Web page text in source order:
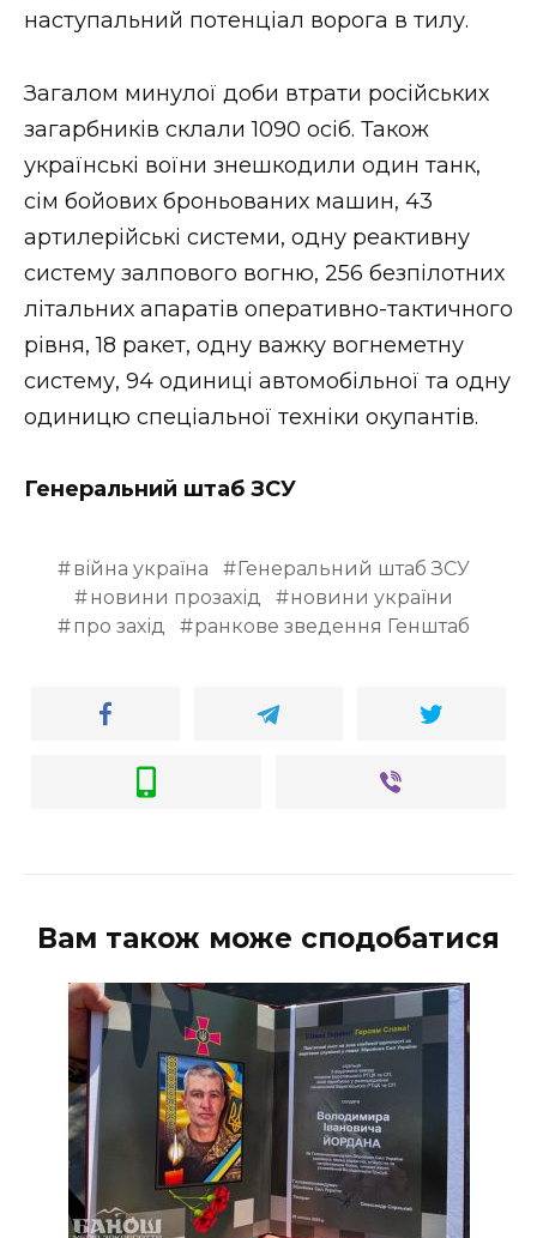
наступальний потенціал ворога в тилу.
Загалом минулої доби втрати російських
загарбників склали 1090 осіб. Також
українські воїни знешкодили один танк,
сім бойових броньованих машин, 43
артилерійські системи, одну реактивну
систему залпового вогню, 256 безпілотних
літальних апаратів оперативно-тактичного
рівня, 18 ракет, одну важку вогнеметну
систему, 94 одиниці автомобільної та одну
одиницю спеціальної техніки окупантів.
Генеральний штаб ЗСУ
війна україна
Генеральний штаб ЗСУ
новини прозахід
новини україни
про захід
ранкове зведення Генштаб
Вам також може сподобатися